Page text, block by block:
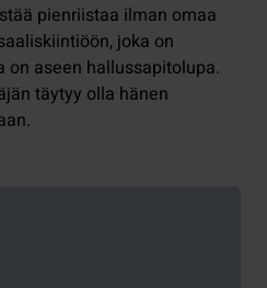
pienriistaa ilman omaa
joka on
aseen hallussapitolupa.
täytyy olla hänen